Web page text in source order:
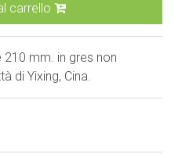
carrello
mm. in gres non
di Yixing, Cina.